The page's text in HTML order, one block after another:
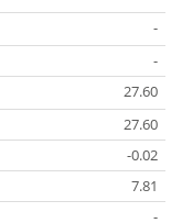
-
-
27.60
27.60
-0.02
7.81
-